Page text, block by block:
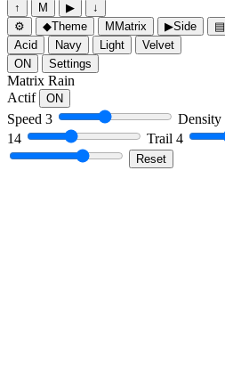
↑
M ▶
↓
⚙
◆Theme M Matrix ▶Side ▤
Acid
Navy Light
Velvet
ON
Settings
Matrix Rain
Actif
ON
Speed 3 Density
14
Trail 4
Reset